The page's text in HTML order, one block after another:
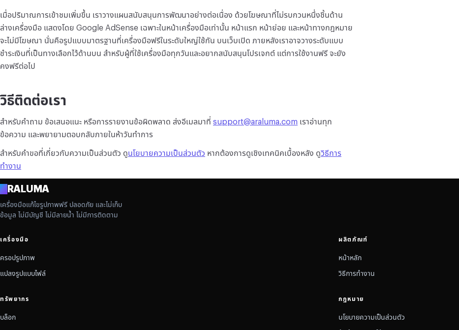
เมื่อปริมาณการเข้าชมเพิ่มขึ้น เราวางแผนสนับสนุนการพัฒนาอย่างต่อเนื่อง ด้วยโฆษณาที่ไม่รบกวนหนึ่งชิ้นด้าน
ล่างเครื่องมือ แสดงโดย Google AdSense เฉพาะในหน้าเครื่องมือเท่านั้น หน้าแรก หน้าย่อย และหน้าทางกฎหมาย
จะไม่มีโฆษณา นั่นคือรูปแบบมาตรฐานที่เครื่องมือฟรีในระดับใหญ่ใช้กัน บนเว็บเปิด ภายหลังเราอาจวางระดับแบบ
ชำระเงินที่เป็นทางเลือกไว้ด้านบน สำหรับผู้ที่ใช้เครื่องมือทุกวันและอยากสนับสนุนโปรเจกต์ แต่การใช้งานฟรี จะยัง
คงฟรีต่อไป
วิธีติดต่อเรา
สำหรับคำถาม ข้อเสนอแนะ หรือการรายงานข้อผิดพลาด ส่งอีเมลมาที่ support@araluma.com เราอ่านทุก
ข้อความ และพยายามตอบกลับภายในห้าวันทำการ
สำหรับคำขอที่เกี่ยวกับความเป็นส่วนตัว ดูนโยบายความเป็นส่วนตัว หากต้องการดูเชิงเทคนิคเบื้องหลัง ดูวิธีการ
ทำงาน
ARALUMA
เครื่องมือแก้ไขรูปภาพฟรี ปลอดภัย และไม่เก็บ
ข้อมูล ไม่มีบัญชี ไม่มีลายน้ำ ไม่มีการติดตาม
เครื่องมือ
ครอปรูปภาพ
แปลงรูปแบบไฟล์
ผลิตภัณฑ์
หน้าหลัก
วิธีการทำงาน
ทรัพยากร
บล็อก
กฎหมาย
นโยบายความเป็นส่วนตัว